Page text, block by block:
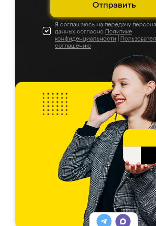
Отправить
Я соглашаюсь на передачу
данных согласно Политике
конфиденциальности
соглашению